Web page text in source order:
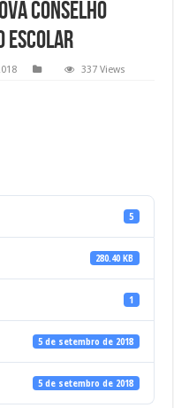
CONSELHO
337 Views
5
280.40 KB
1
5 de setembro de 2018
5 de setembro de 2018